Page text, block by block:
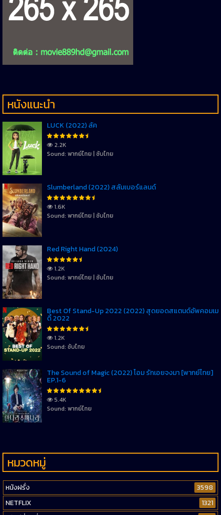
หนังแนะนำ
LUCK (2022) ลัค
2.2K
Sound: พากย์ไทย | ซับไทย
Slumberland (2022) สลัมเบอร์แลนด์
1.6K
Sound: พากย์ไทย | ซับไทย
Red Right Hand (2024)
1.2K
Sound: พากย์ไทย | ซับไทย
Best Of Stand-Up 2022 (2022) สุดยอดสแตนด์อัพคอมเม
ดี้ 2022
1.2K
Sound: ซับไทย
The Sound of Magic (2022) โอม รักเอยจงมา [พากย์ไทย]
EP.1-6
5.4K
Sound: พากย์ไทย
หมวดหมู่
หนังฝรั่ง
3598
NETFLIX
1321